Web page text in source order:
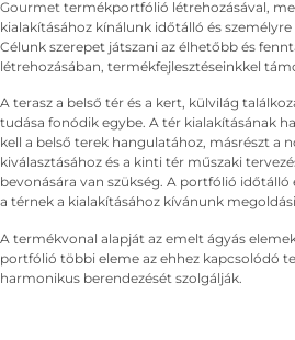
Gourmet termékportfólió létrehozásával,
kialakításához kínálunk időtálló és
Célunk szerepet játszani az élhetőbb és
létrehozásában, termékfejlesztéseinkkel
A terasz a belső tér és a kert, külvilág
tudása fonódik egybe. A tér kialakításának
kell a belső terek hangulatához, másrészt a
kiválasztásához és a kinti tér műszaki
bevonására van szükség. A portfólió
a térnek a kialakításához kívánunk
A termékvonal alapját az emelt ágyás
portfólió többi eleme az ehhez kapcsolódó
harmonikus berendezését szolgálják.